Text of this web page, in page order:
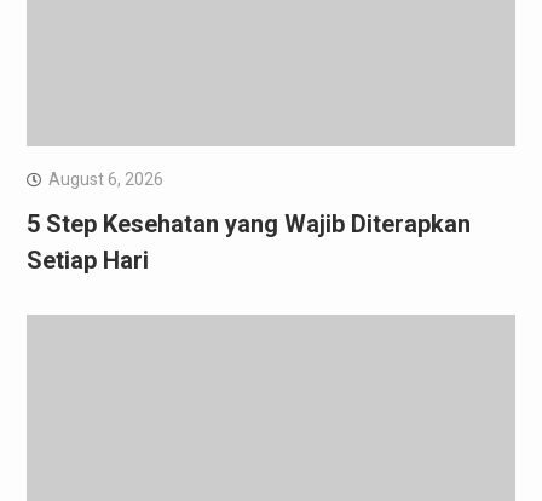
August 6, 2026
5 Step Kesehatan yang Wajib Diterapkan
Setiap Hari